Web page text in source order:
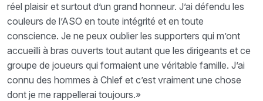
réel plaisir et surtout d’un grand honneur. J’ai défendu les
couleurs de l’ASO en toute intégrité et en toute
conscience. Je ne peux oublier les supporters qui m’ont
accueilli à bras ouverts tout autant que les dirigeants et ce
groupe de joueurs qui formaient une véritable famille. J’ai
connu des hommes à Chlef et c’est vraiment une chose
dont je me rappellerai toujours.»